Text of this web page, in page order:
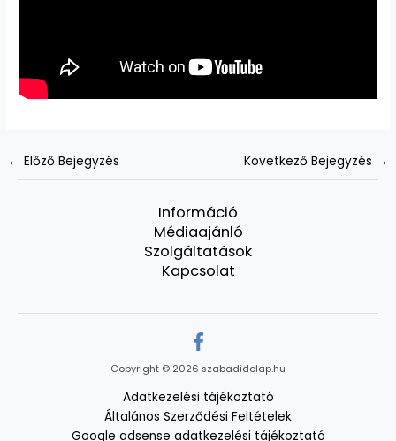
← Előző Bejegyzés Következő Bejegyzés →
Információ
Médiaajánló
Szolgáltatások
Kapcsolat
Copyright © 2026 szabadidolap.hu
Adatkezelési tájékoztató
Általános Szerződési Feltételek
Google adsense adatkezelési tájékoztató